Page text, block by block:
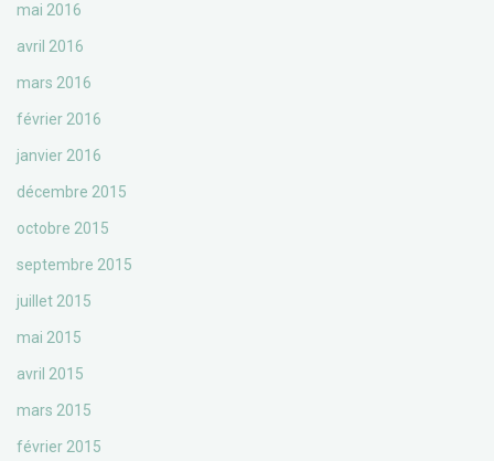
mai 2016
avril 2016
mars 2016
février 2016
janvier 2016
décembre 2015
octobre 2015
septembre 2015
juillet 2015
mai 2015
avril 2015
mars 2015
février 2015